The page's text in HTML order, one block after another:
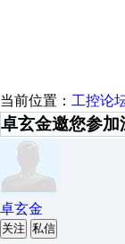
当前位置： 工控论
卓玄金邀您参
卓玄金
关注 私信